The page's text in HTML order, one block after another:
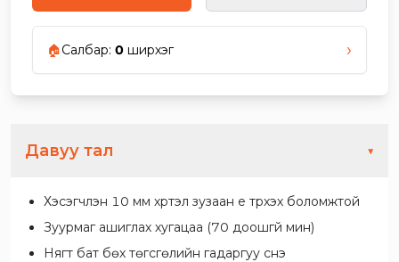
🏠Салбар: 0 ширхэг ›
Давуу тал ▼
Хэсэгчлэн 10 мм хүртэл зузаан үе түрхэх боломжтой
Зуурмаг ашиглах хугацаа (70 доошгүй мин)
Нягт бат бөх төгсгөлийн гадаргуу үүснэ